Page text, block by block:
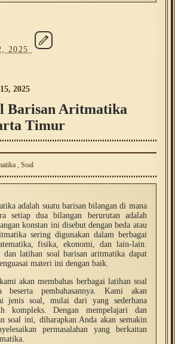
2025
2025
Barisan Aritmatika
Timur
, Soal
adalah suatu barisan bilangan di mana
setiap dua bilangan berurutan adalah
konstan ini disebut dengan beda atau
sering digunakan dalam berbagai
fisika, ekonomi, dan lain-lain.
dan latihan soal barisan aritmatika dapat
materi ini dengan baik.
akan membahas berbagai latihan soal
beserta pembahasannya. Kami akan
jenis soal, mulai dari yang sederhana
kompleks. Dengan mempelajari dan
soal ini, diharapkan Anda akan semakin
permasalahan yang berkaitan